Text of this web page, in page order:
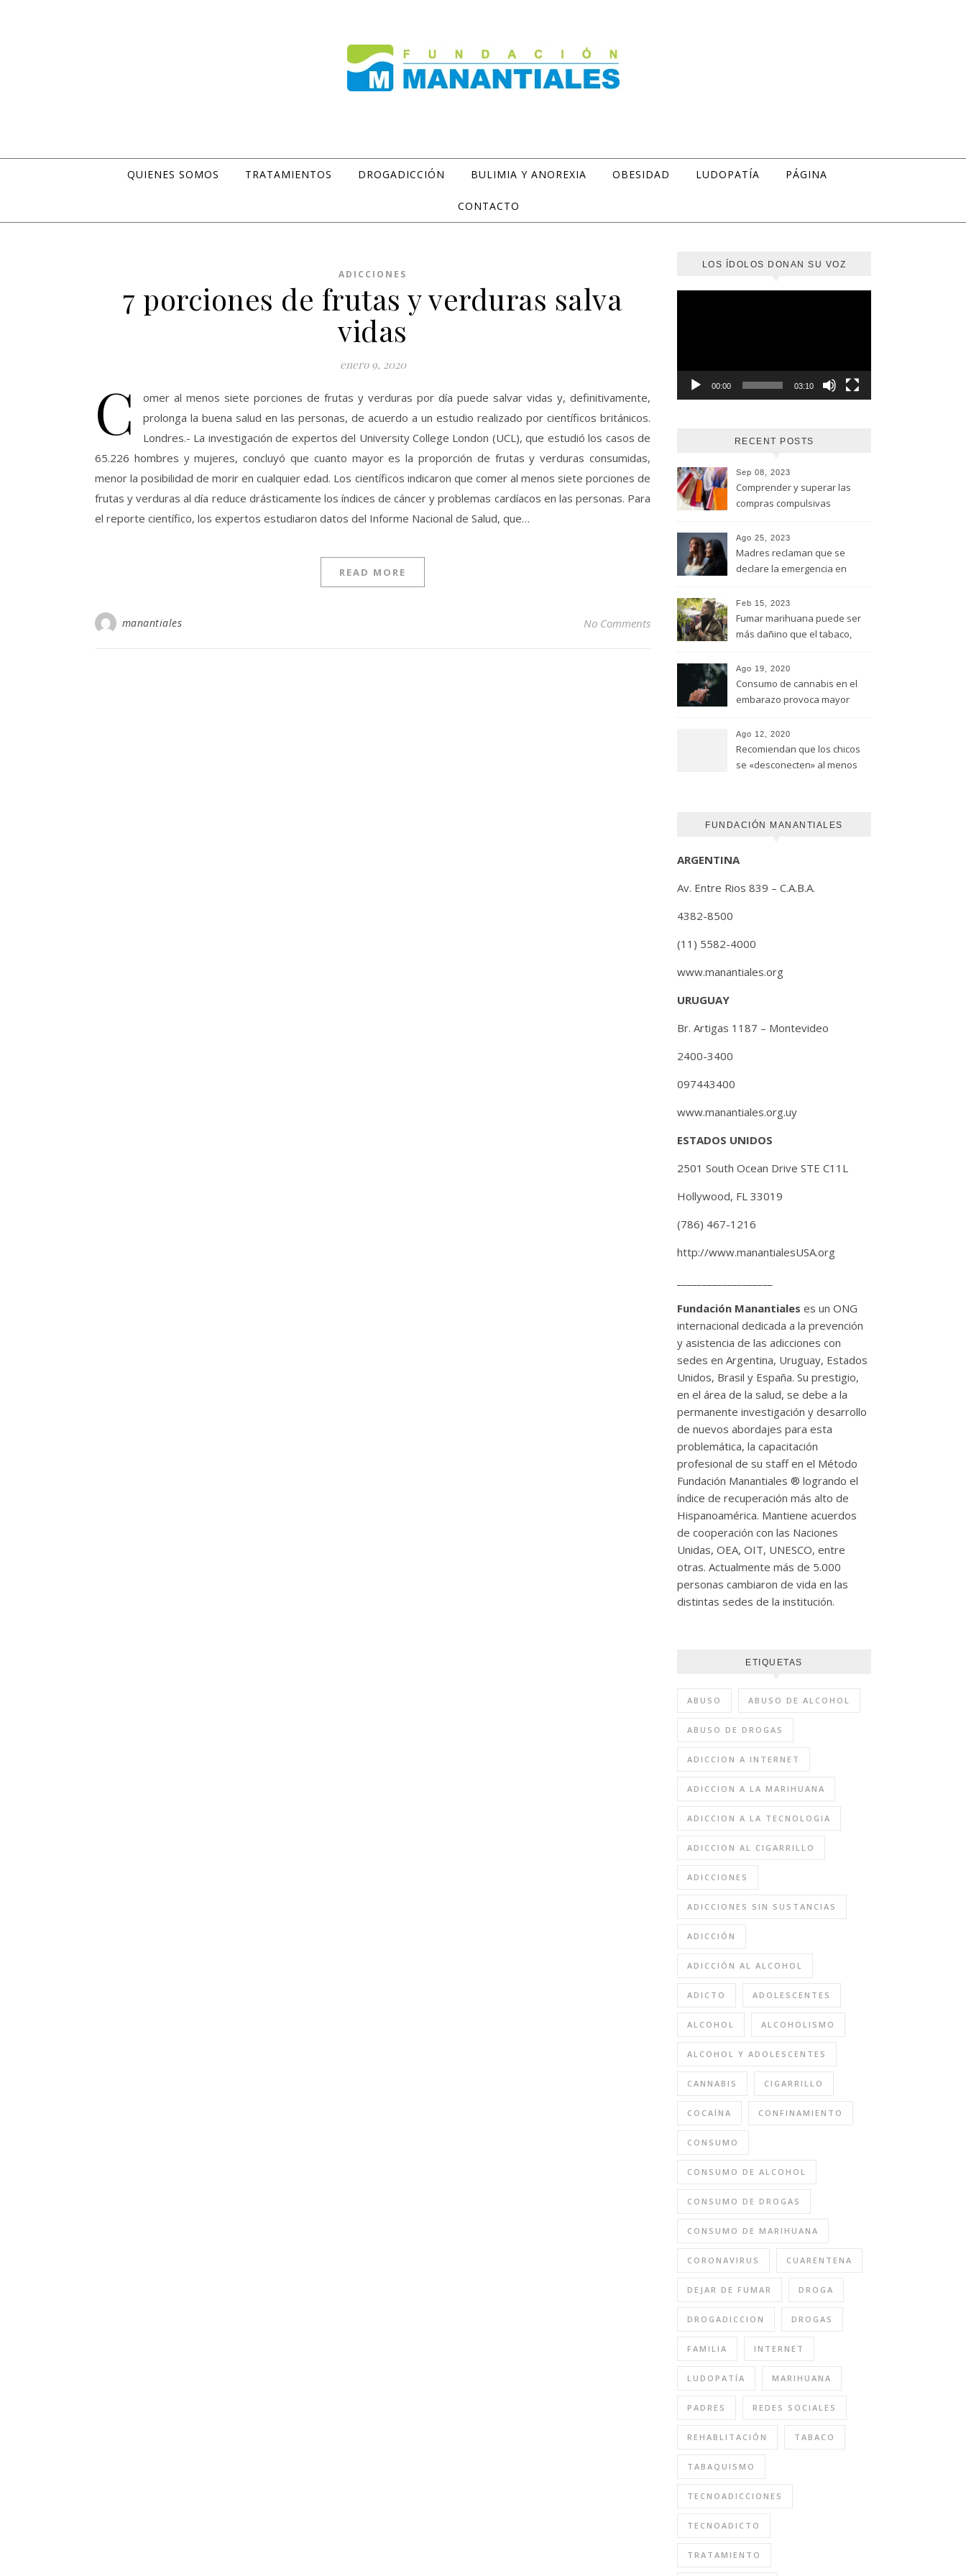
QUIENES SOMOS TRATAMIENTOS DROGADICCIÓN BULIMIA Y ANOREXIA OBESIDAD LUDOPATÍA PÁGINA
CONTACTO
ADICCIONES
7 porciones de frutas y verduras salva
vidas
enero 9, 2020
C
omer al menos siete porciones de frutas y verduras por día puede salvar vidas y, definitivamente,
prolonga la buena salud en las personas, de acuerdo a un estudio realizado por científicos británicos.
Londres.- La investigación de expertos del University College London (UCL), que estudió los casos de
65.226 hombres y mujeres, concluyó que cuanto mayor es la proporción de frutas y verduras consumidas,
menor la posibilidad de morir en cualquier edad. Los científicos indicaron que comer al menos siete porciones de
frutas y verduras al día reduce drásticamente los índices de cáncer y problemas cardíacos en las personas. Para
el reporte científico, los expertos estudiaron datos del Informe Nacional de Salud, que…
READ MORE
manantiales No Comments
LOS ÍDOLOS DONAN SU VOZ
00:00 03:10
RECENT POSTS
Sep 08, 2023
Comprender y superar las
compras compulsivas
Ago 25, 2023
Madres reclaman que se
declare la emergencia en
Feb 15, 2023
Fumar marihuana puede ser
más dañino que el tabaco,
Universidad de Ottawa
Ago 19, 2020
Consumo de cannabis en el
embarazo provoca mayor
(FUNDACION MANANTIALES)
Ago 12, 2020
Recomiendan que los chicos
se «desconecten» al menos
FUNDACIÓN MANANTIALES
ARGENTINA
Av. Entre Rios 839 – C.A.B.A.
4382-8500
(11) 5582-4000
www.manantiales.org
URUGUAY
Br. Artigas 1187 – Montevideo
2400-3400
097443400
www.manantiales.org.uy
ESTADOS UNIDOS
2501 South Ocean Drive STE C11L
Hollywood, FL 33019
(786) 467-1216
http://www.manantialesUSA.org
Fundación Manantiales es un ONG
internacional dedicada a la prevención
y asistencia de las adicciones con
sedes en Argentina, Uruguay, Estados
Unidos, Brasil y España. Su prestigio,
en el área de la salud, se debe a la
permanente investigación y desarrollo
de nuevos abordajes para esta
problemática, la capacitación
profesional de su staff en el Método
Fundación Manantiales ® logrando el
índice de recuperación más alto de
Hispanoamérica. Mantiene acuerdos
de cooperación con las Naciones
Unidas, OEA, OIT, UNESCO, entre
otras. Actualmente más de 5.000
personas cambiaron de vida en las
distintas sedes de la institución.
ETIQUETAS
ABUSO ABUSO DE ALCOHOL
ABUSO DE DROGAS
ADICCION A INTERNET
ADICCION A LA MARIHUANA
ADICCION A LA TECNOLOGIA
ADICCION AL CIGARRILLO
ADICCIONES
ADICCIONES SIN SUSTANCIAS
ADICCIÓN
ADICCIÓN AL ALCOHOL
ADICTO ADOLESCENTES
ALCOHOL ALCOHOLISMO
ALCOHOL Y ADOLESCENTES
CANNABIS CIGARRILLO
COCAÍNA CONFINAMIENTO
CONSUMO
CONSUMO DE ALCOHOL
CONSUMO DE DROGAS
CONSUMO DE MARIHUANA
CORONAVIRUS CUARENTENA
DEJAR DE FUMAR DROGA
DROGADICCION DROGAS
FAMILIA INTERNET
LUDOPATÍA MARIHUANA
PADRES REDES SOCIALES
REHABLITACIÓN TABACO
TABAQUISMO
TECNOADICCIONES
TECNOADICTO
TRATAMIENTO